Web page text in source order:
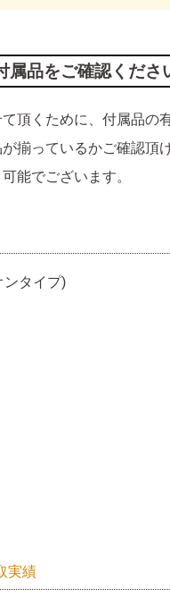
属品をご確認くださ
頂くために、付属品の
揃っているかご確認頂
能でございます。
ンタイプ)
実績